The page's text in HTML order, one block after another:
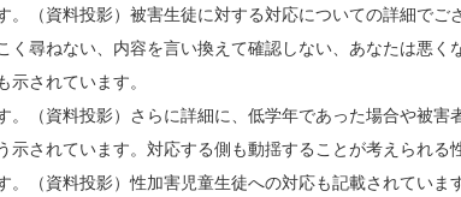
（資料投影）被害生徒に対する対応についての詳細で
く尋ねない、内容を言い換えて確認しない、あなたは悪
示されています。
（資料投影）さらに詳細に、低学年であった場合や被
示されています。対応する側も動揺することが考えられ
（資料投影）性加害児童生徒への対応も記載されてい